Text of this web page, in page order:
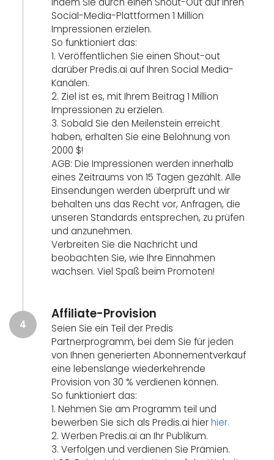
Social-Media-Plattformen 1 Million
Impressionen erzielen.
So funktioniert das:
1. Veröffentlichen Sie einen Shout-out
darüber Predis.ai auf Ihren Social Media-
Kanälen.
2. Ziel ist es, mit Ihrem Beitrag 1 Million
Impressionen zu erzielen.
3. Sobald Sie den Meilenstein erreicht
haben, erhalten Sie eine Belohnung von
2000 $!
AGB: Die Impressionen werden innerhalb
eines Zeitraums von 15 Tagen gezählt. Alle
Einsendungen werden überprüft und wir
behalten uns das Recht vor, Anfragen, die
unseren Standards entsprechen, zu prüfen
und anzunehmen.
Verbreiten Sie die Nachricht und
beobachten Sie, wie Ihre Einnahmen
wachsen. Viel Spaß beim Promoten!
4
Affiliate-Provision
Seien Sie ein Teil der Predis
Partnerprogramm, bei dem Sie für jeden
von Ihnen generierten Abonnementverkauf
eine lebenslange wiederkehrende
Provision von 30 % verdienen können.
So funktioniert das:
1. Nehmen Sie am Programm teil und
bewerben Sie sich als Predis.ai hierhier.
2. Werben Predis.ai an Ihr Publikum.
3. Verfolgen und verdienen Sie Prämien.